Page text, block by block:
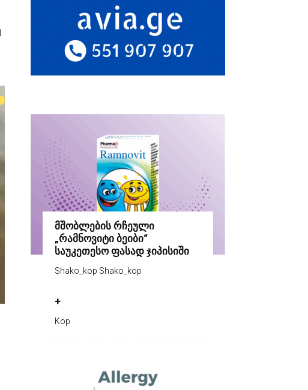
მშობლების რჩეული
„რამნოვიტი ბეიბი“
საუკეთესო ფასად ჯიპისიში
Shako_kop Shako_kop
+
Kop